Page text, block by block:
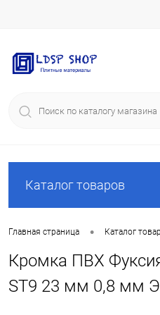
Каталог товаров
Главная страница • Каталог
Кромка ПВХ
ST9 23 мм 0,8 мм